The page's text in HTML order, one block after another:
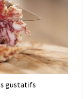
gustatifs